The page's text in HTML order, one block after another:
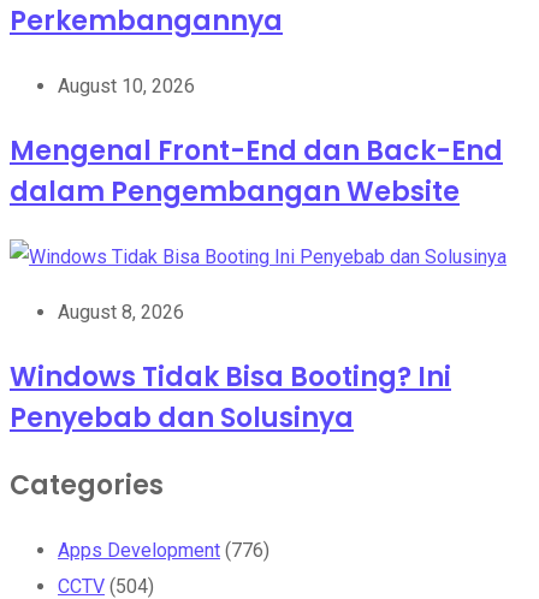
Perkembangannya
August 10, 2026
Mengenal Front-End dan Back-End
dalam Pengembangan Website
August 8, 2026
Windows Tidak Bisa Booting? Ini
Penyebab dan Solusinya
Categories
Apps Development (776)
CCTV (504)